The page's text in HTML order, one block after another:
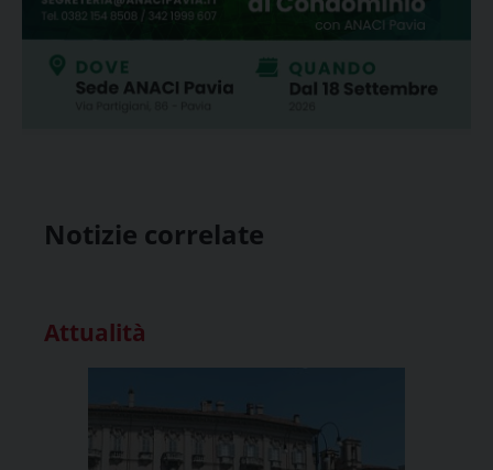
Notizie correlate
Attualità